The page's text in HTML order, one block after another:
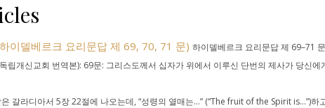
이델베르크 요리문답 제 69, 70, 71 문) 하이델베르크 요리문답 제 69–71 문
립개신교회 번역본): 69문: 그리스도께서 십자가 위에서 이루신 단번의 제사가 당신에
갈라디아서 5장 22절에 나오는데, “성령의 열매는…” (“The fruit of the Spirit is…”)하